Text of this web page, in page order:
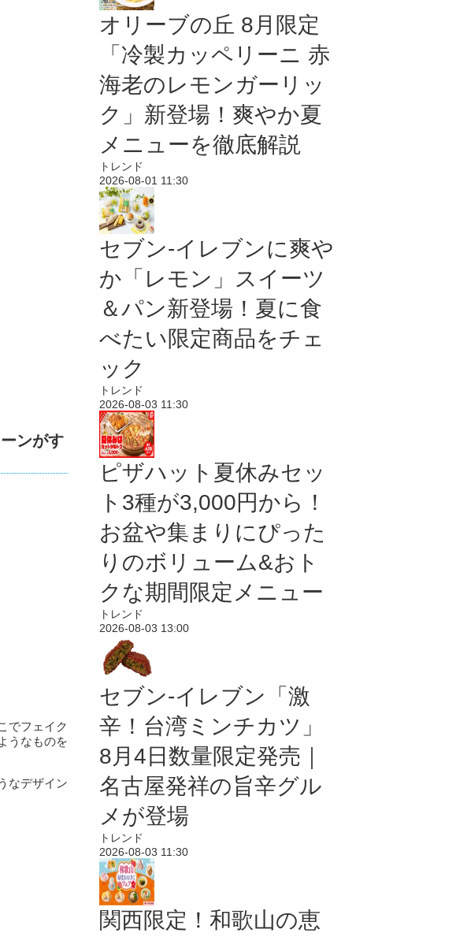
ンがす
でフェイク
うなものを
なデザイン
オリーブの丘 8月限定
「冷製カッペリーニ 赤
海老のレモンガーリッ
ク」新登場！爽やか夏
メニューを徹底解説
トレンド
2026-08-01 11:30
セブン‐イレブンに爽や
か「レモン」スイーツ
＆パン新登場！夏に食
べたい限定商品をチェ
ック
トレンド
2026-08-03 11:30
ピザハット夏休みセッ
ト3種が3,000円から！
お盆や集まりにぴった
りのボリューム&おト
クな期間限定メニュー
トレンド
2026-08-03 13:00
セブン-イレブン「激
辛！台湾ミンチカツ」
8月4日数量限定発売｜
名古屋発祥の旨辛グル
メが登場
トレンド
2026-08-03 11:30
関西限定！和歌山の恵